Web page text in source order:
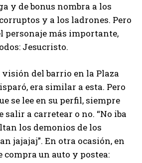
y de bonus nombra a los
y a los ladrones. Pero
personaje más importante,
Jesucristo.
visión del barrio en la Plaza
era similar a esta. Pero
se lee en su perfil, siempre
salir a carretear o no. “No iba
los demonios de los
jajajaj”. En otra ocasión, en
compra un auto y postea: